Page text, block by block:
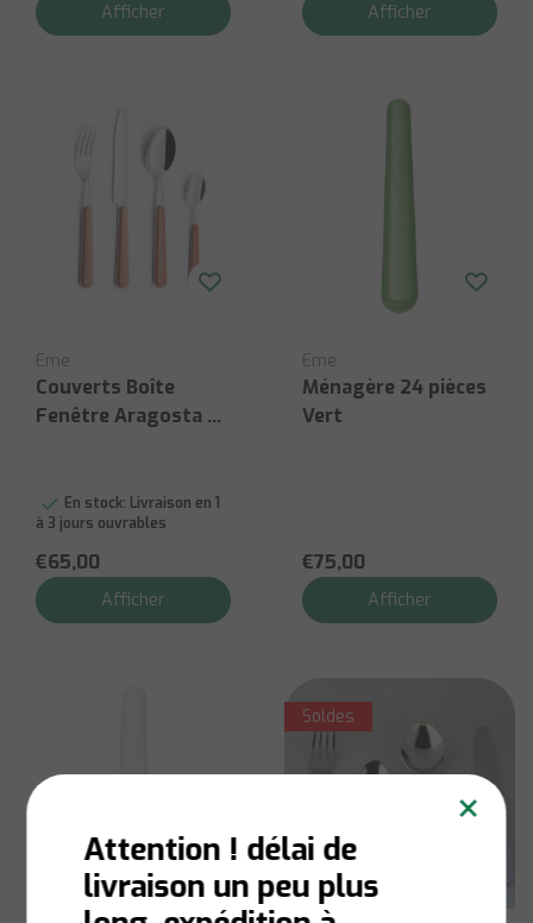
Afficher Afficher
Eme
Couverts Boîte
Fenêtre Aragosta 24
En stock: Livraison en 1
à 3 jours ouvrables
€65,00
Afficher
Eme
Ménagère 24 pièces
Vert
€75,00
Afficher
Soldes
×
Attention ! délai de
livraison un peu plus